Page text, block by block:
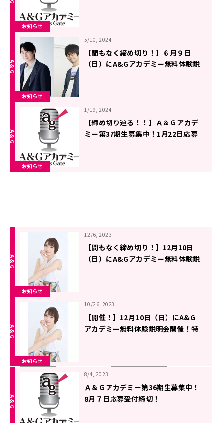
お知らせ
お知らせ
5/10, 2024
【間もなく締め切り！】６月９日
（日）にA&Gアカデミー無料体験説
お知らせ
1/19, 2024
【締め切り迫る！！】Ａ＆Ｇアカデ
ミー第37期生募集中！1月22日応募
お知らせ
12/6, 2023
【間もなく締め切り！】12月10日
（日）にA&Gアカデミー無料体験説
お知らせ
10/26, 2023
【開催！】12月10日（日）にA&G
アカデミー無料体験説明会開催！特
8/4, 2023
Ａ＆Ｇアカデミー第36期生募集中！
8月７日応募受付締切！